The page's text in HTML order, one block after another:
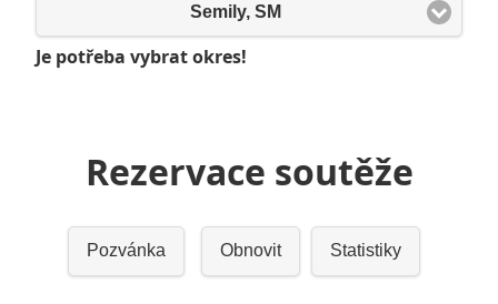
Semily, SM
Je potřeba vybrat okres!
Rezervace soutěže
Pozvánka Obnovit Statistiky